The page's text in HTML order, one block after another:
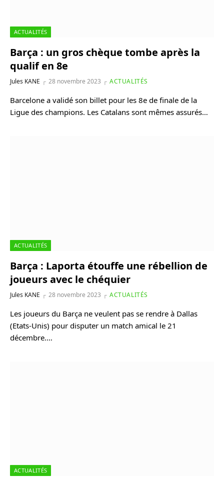
ACTUALITÉS
Barça : un gros chèque tombe après la
qualif en 8e
Jules KANE 28 novembre 2023 ACTUALITÉS
Barcelone a validé son billet pour les 8e de finale de la
Ligue des champions. Les Catalans sont mêmes assurés…
ACTUALITÉS
Barça : Laporta étouffe une rébellion de
joueurs avec le chéquier
Jules KANE 28 novembre 2023 ACTUALITÉS
Les joueurs du Barça ne veulent pas se rendre à Dallas
(Etats-Unis) pour disputer un match amical le 21
décembre.…
ACTUALITÉS